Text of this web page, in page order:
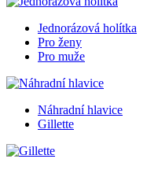
Jednorázová holítka
Pro ženy
Pro muže
Náhradní hlavice
Gillette